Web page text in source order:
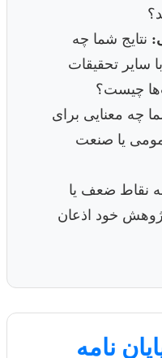
نتایج شما چه
سایر تحقیقات
چیست؟
چه معنایی برای
یا صنعت
نقاط ضعف یا
خود اذعان
نامه